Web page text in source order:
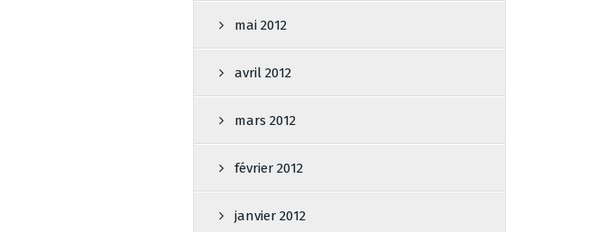
mai 2012
avril 2012
mars 2012
février 2012
janvier 2012